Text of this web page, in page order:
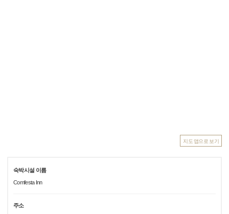
지도 앱으로 보기
숙박시설 이름
Comfesta Inn
주소